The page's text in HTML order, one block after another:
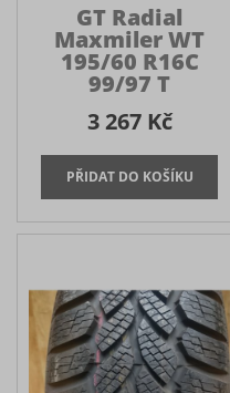
GT Radial
Maxmiler WT
195/60 R16C
99/97 T
3 267 Kč